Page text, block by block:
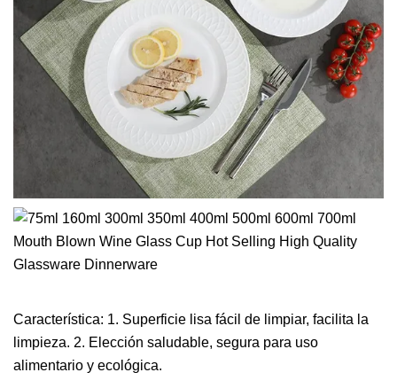
Característica: 1. Superficie lisa fácil de limpiar, facilita la
limpieza. 2. Elección saludable, segura para uso
alimentario y ecológica.